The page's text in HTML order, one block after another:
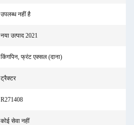
उपलब्ध नहीं है
नया उत्पाद 2021
किंगपिन, फ्रंट एक्सल (दाना)
ट्रैक्टर
R271408
कोई सेवा नहीं